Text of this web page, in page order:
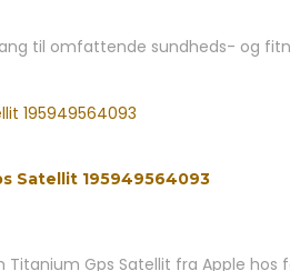
til omfattende sundheds- og
Satellit 195949564093
Gps Satellit fra Apple hos